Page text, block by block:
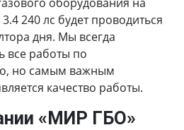
240 лс будет проводиться
дня. Мы всегда
все работы по
но самым важным
качество работы.
«МИР ГБО»